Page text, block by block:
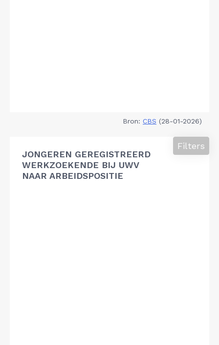
Bron: CBS (28-01-2026)
JONGEREN GEREGISTREERD
WERKZOEKENDE BIJ UWV
NAAR ARBEIDSPOSITIE
Filters